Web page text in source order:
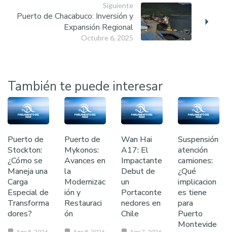
Siguiente
Octubre 6, 2025
Puerto de Chacabuco: Inversión y
Expansión Regional
También te puede interesar
Puerto de
Stockton:
¿Cómo se
Maneja una
Carga
Especial de
Transforma
dores?
Puerto de
Mykonos:
Avances en
la
Modernizac
ión y
Restauraci
ón
Wan Hai
A17: El
Impactante
Debut de
un
Portaconte
nedores en
Chile
Suspensión
atención
camiones:
¿Qué
implicacion
es tiene
para
Puerto
Montevide